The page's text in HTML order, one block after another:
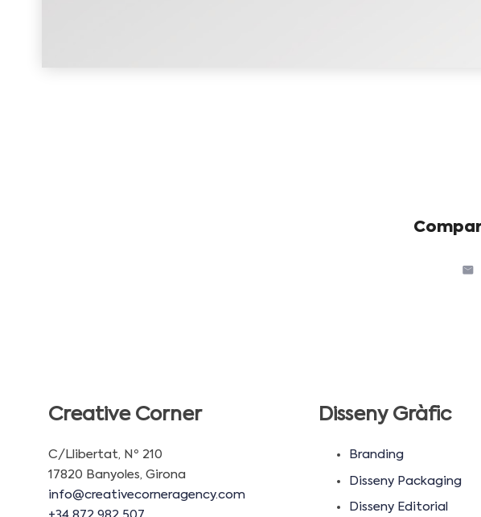
Creative Corner
C/Llibertat, Nº 210
17820 Banyoles, Girona
info@creativecorneragency.com
Disseny Gràfic
Branding
Disseny Packaging
Disseny Editorial